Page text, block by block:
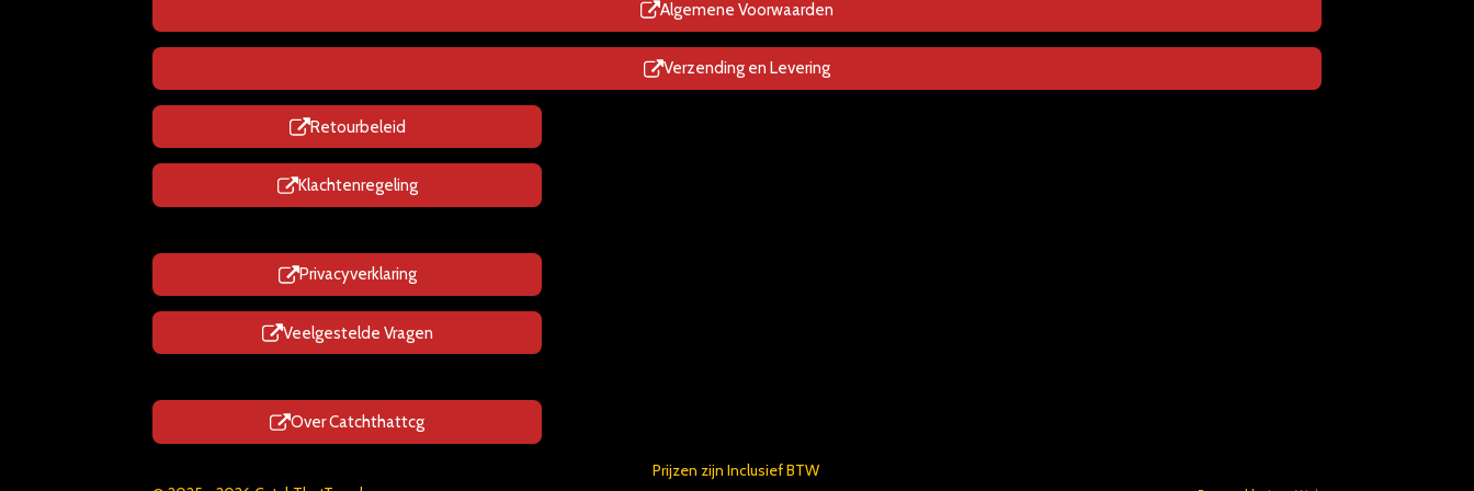
p
Algemene Voorwaarden
Verzending en Levering
Retourbeleid
Klachtenregeling
Privacyverklaring
Veelgestelde Vragen
Over Catchthattcg
Prijzen zijn Inclusief BTW